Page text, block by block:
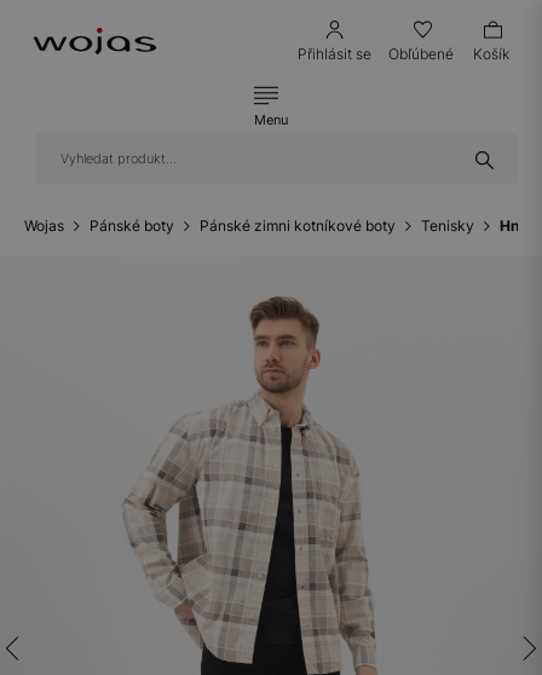
Přihlásit se Obľúbené Košík
Menu
Wojas Pánské boty Pánské zimni kotníkové boty Tenisky